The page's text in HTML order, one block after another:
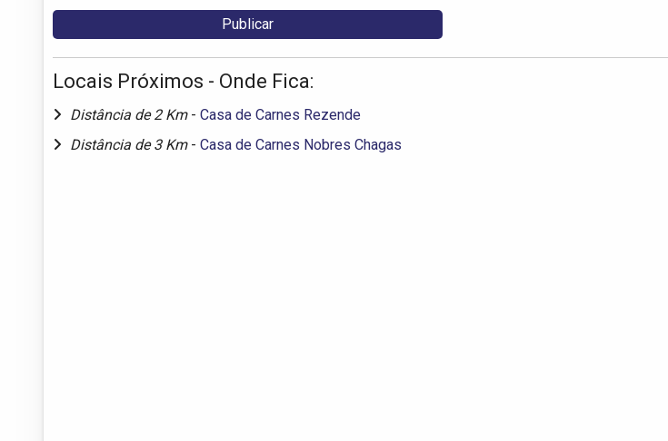
Locais Próximos - Onde Fica:
Distância de 2 Km - Casa de Carnes Rezende
Distância de 3 Km - Casa de Carnes Nobres Chagas